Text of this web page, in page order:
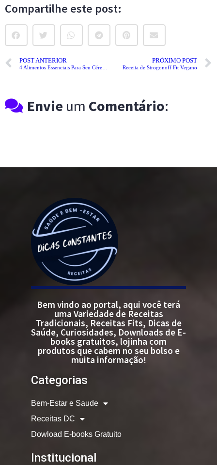
Compartilhe este post:
POST ANTERIOR PRÓXIMO POST
Receita de Strogonoff Fit Vegano
Envie um Comentário:
Bem vindo ao portal, aqui você terá
uma Variedade de Receitas
Tradicionais, Receitas Fits, Dicas de
Saúde, Curiosidades, Downloads de E-
books gratuitos, lojinha com
produtos que cabem no seu bolso e
muita informação!
Categorias
Bem-Estar e Saude
Receitas DC
Dowload E-books Gratuito
Institucional